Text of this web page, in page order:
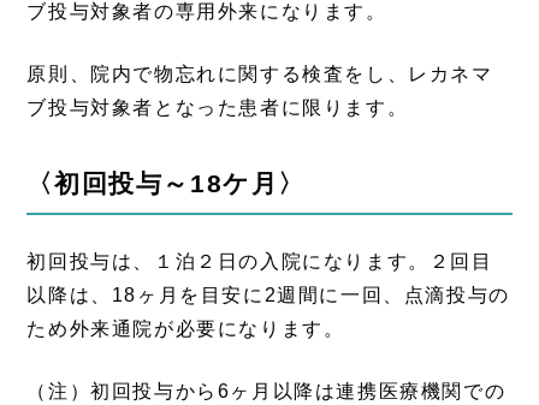
ブ投与対象者の専用外来になります。
原則、院内で物忘れに関する検査をし、レカネマ
ブ投与対象者となった患者に限ります。
〈初回投与～18ケ月〉
初回投与は、１泊２日の入院になります。２回目
以降は、18ヶ月を目安に2週間に一回、点滴投与の
ため外来通院が必要になります。
（注）初回投与から6ヶ月以降は連携医療機関での